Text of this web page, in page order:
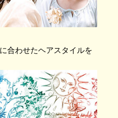
合わせたヘアスタイルを